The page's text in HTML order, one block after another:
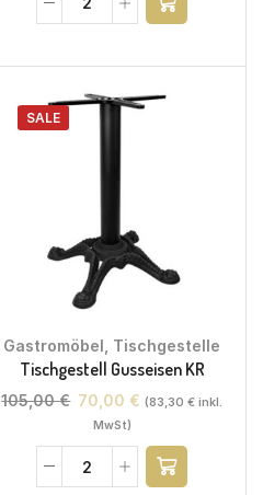
SALE
Gastromöbel Tischgestelle
Tischgestell Gusseisen KR
105,00€ 70,00 € (83,30€ inkl.
MwSt)